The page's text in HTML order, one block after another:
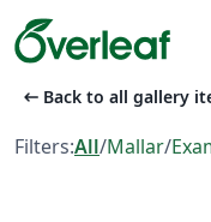
arrow_left_alt Back to all gallery
Filters:All/Mallar/